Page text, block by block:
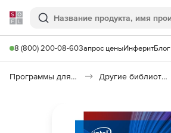
Softline
Поиск
8 (800) 200-08-60Запрос ценыИнферитБлог
Программы для программирования Другие библиотеки